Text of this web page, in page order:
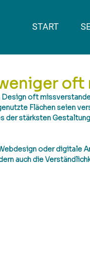
START
oft
Design oft
Flächen seien
der stärksten
oder digitale
auch die